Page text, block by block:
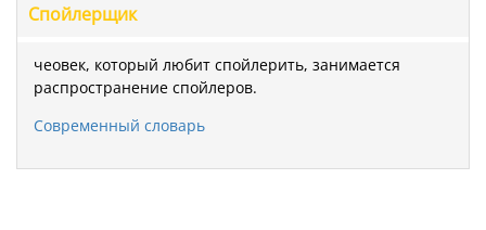
Спойлерщик
чеовек, который любит спойлерить, занимается
распространение спойлеров.
Современный словарь